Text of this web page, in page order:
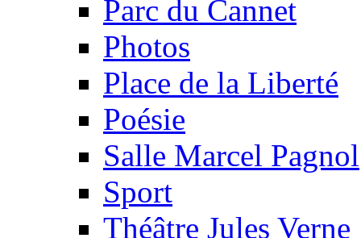
Parc du Cannet
Photos
Place de la Liberté
Poésie
Salle Marcel Pagnol
Sport
Théâtre Jules Verne